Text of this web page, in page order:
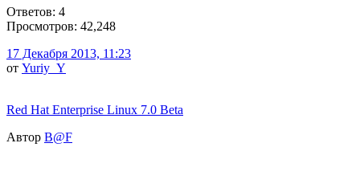
Ответов: 4
Просмотров: 42,248
17 Декабря 2013, 11:23
от Yuriy_Y
Red Hat Enterprise Linux 7.0 Beta
Автор B@F